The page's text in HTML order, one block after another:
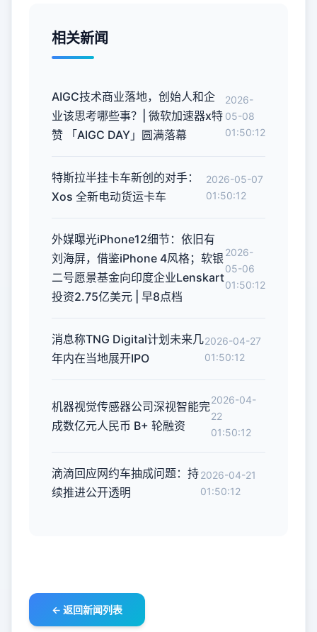
相关新闻
AIGC技术商业落地，创始人和企
业该思考哪些事？| 微软加速器x特
赞 「AIGC DAY」圆满落幕
2026-
05-08
01:50:12
特斯拉半挂卡车新创的对手：
Xos 全新电动货运卡车
2026-05-07
01:50:12
外媒曝光iPhone12细节：依旧有
刘海屏，借鉴iPhone 4风格；软银
二号愿景基金向印度企业Lenskart
投资2.75亿美元 | 早8点档
2026-
05-06
01:50:12
消息称TNG Digital计划未来几
年内在当地展开IPO
2026-04-27
01:50:12
机器视觉传感器公司深视智能完
成数亿元人民币 B+ 轮融资
2026-04-
22
01:50:12
滴滴回应网约车抽成问题：持
续推进公开透明
2026-04-21
01:50:12
← 返回新闻列表